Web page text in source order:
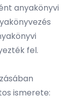
anyakönyvi
fel.
ismerete: